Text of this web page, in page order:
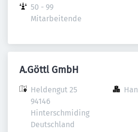
50 - 99
Mitarbeitende
A.Göttl GmbH
Heldengut 25
94146
Hinterschmiding
Deutschland